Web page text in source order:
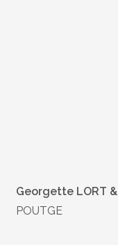
Georgette LORT
POUTGE